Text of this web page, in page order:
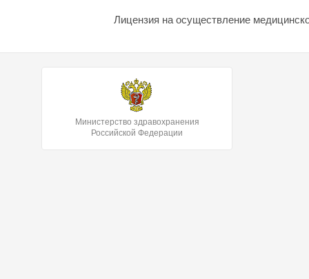
Лицензия на осуществление
Министерство здравохранения
Российской Федерации